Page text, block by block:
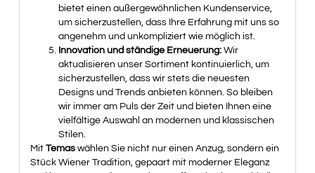
bietet einen außergewöhnlichen Kundenservice,
um sicherzustellen, dass Ihre Erfahrung mit uns so
angenehm und unkompliziert wie möglich ist.
Innovation und ständige Erneuerung:Wir
aktualisieren unser Sortiment kontinuierlich, um
sicherzustellen, dass wir stets die neuesten
Designs und Trends anbieten können. So bleiben
wir immer am Puls der Zeit und bieten Ihnen eine
vielfältige Auswahl an modernen und klassischen
Stilen.
Mit Temaswählen Sie nicht nur einen Anzug, sondern ein
Stück Wiener Tradition, gepaart mit moderner Eleganz